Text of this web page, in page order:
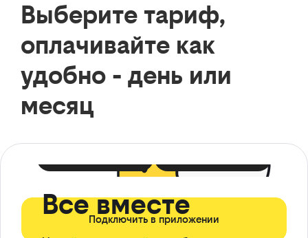
Выберите тариф,
оплачивайте как
удобно - день или
месяц
Все вместе
Подключить в приложении